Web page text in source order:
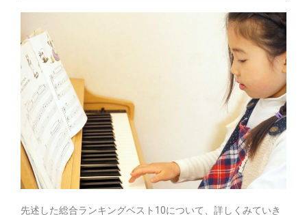
先述した総合ランキングベスト10について、詳しくみていき